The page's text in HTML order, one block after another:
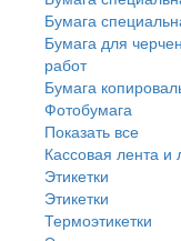
Бумага
Бумага для
работ
Бумага
Фотобумага
Показать все
Кассовая лента и
Этикетки
Этикетки
Термоэтикетки